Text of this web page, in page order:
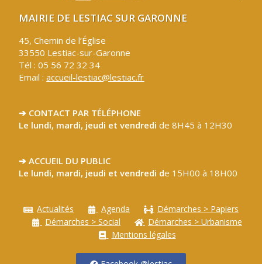
MAIRIE DE LESTIAC SUR GARONNE
45, Chemin de l’Église
33550 Lestiac-sur-Garonne
Tél : 05 56 72 32 34
Email :accueil-lestiac@lestiac.fr
➔ CONTACT PAR TÉLÉPHONE
Le lundi, mardi, jeudi et vendredide 8H45 à 12H30
➔ ACCUEIL DU PUBLIC
Le lundi, mardi, jeudi et vendredi de 15H00 à 18H00
Actualités Agenda
Démarches > Papiers
Démarches > Social
Démarches > Urbanisme
Mentions légales